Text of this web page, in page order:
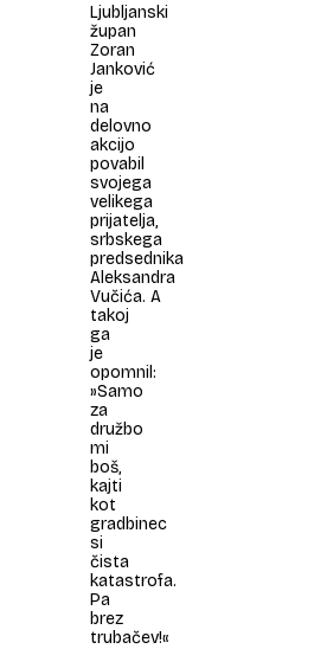
Ljubljanski
župan
Zoran
Janković
je
na
delovno
akcijo
povabil
svojega
velikega
prijatelja,
srbskega
predsednika
Aleksandra
Vučića. A
takoj
ga
je
opomnil:
»Samo
za
družbo
mi
boš,
kajti
kot
gradbinec
si
čista
katastrofa.
Pa
brez
trubačev!«